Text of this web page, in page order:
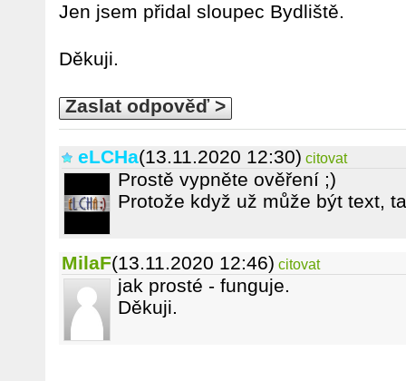
Jen jsem přidal sloupec Bydliště.
Děkuji.
Zaslat odpověď >
eLCHa(13.11.2020 12:30) citovat
Prostě vypněte ověření ;)
Protože když už může být text,
MilaF(13.11.2020 12:46) citovat
jak prosté - funguje.
Děkuji.